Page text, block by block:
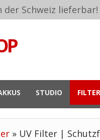
Schweiz
STUDIO FILTER
» UV Filter |